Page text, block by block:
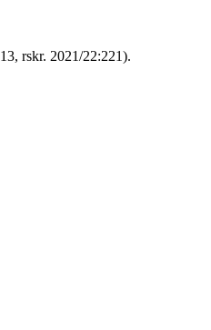
rskr. 2021/22:221).